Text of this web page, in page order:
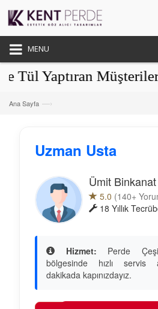
MENU
Ana Sayfa —›
Uzman Usta
Ümit Binkanat
5.0 (140+
18 Yıllık
Hizmet: Perde
bölgesinde hızlı servis
dakikada kapınızdayız.